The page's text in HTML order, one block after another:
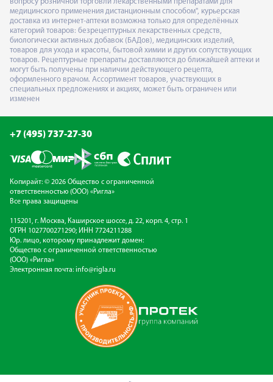
вопросу розничной торговли лекарственными препаратами для
медицинского применения дистанционным способом", курьерская
доставка из интернет-аптеки возможна только для определённых
категорий товаров: безрецептурных лекарственных средств,
биологически активных добавок (БАДов), медицинских изделий,
товаров для ухода и красоты, бытовой химии и других сопутствующих
товаров. Рецептурные препараты доставляются до ближайшей аптеки и
могут быть получены при наличии действующего рецепта,
оформленного врачом. Ассортимент товаров, участвующих в
специальных предложениях и акциях, может быть ограничен или
изменен
+7 (495) 737-27-30
Копирайт: © 2026 Общество с ограниченной
ответственностью (ООО) «Ригла»
Все права защищены
115201, г. Москва, Каширское шоссе, д. 22, корп. 4, стр. 1
ОГРН 1027700271290; ИНН 7724211288
Юр. лицо, которому принадлежит домен:
Общество с ограниченной ответственностью
(ООО) «Ригла»
Электронная почта: info@rigla.ru